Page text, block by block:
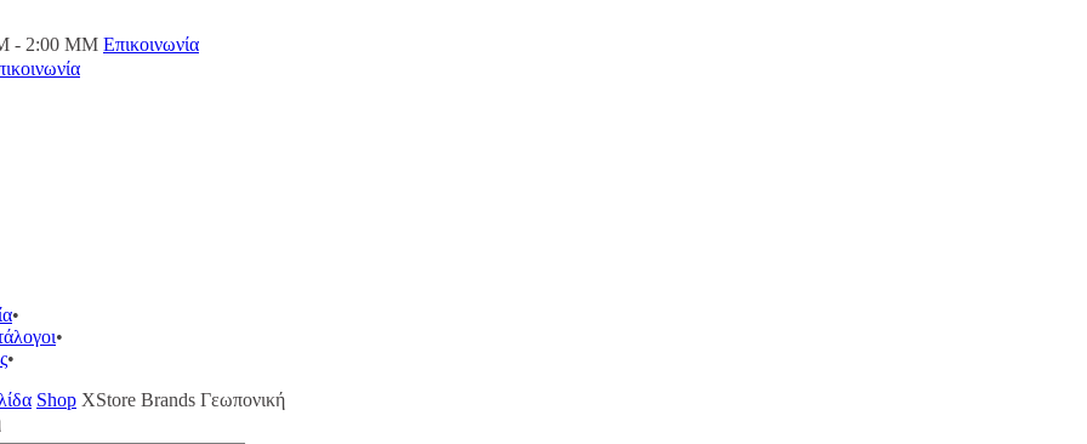
- 2:00 ΜΜ Επικοινωνία
Shop XStore Brands Γεωπονική